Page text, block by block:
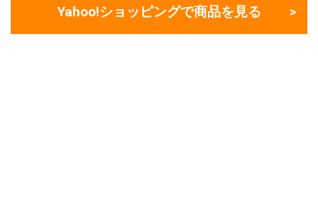
Yahoo!ショッピングで商品を見る